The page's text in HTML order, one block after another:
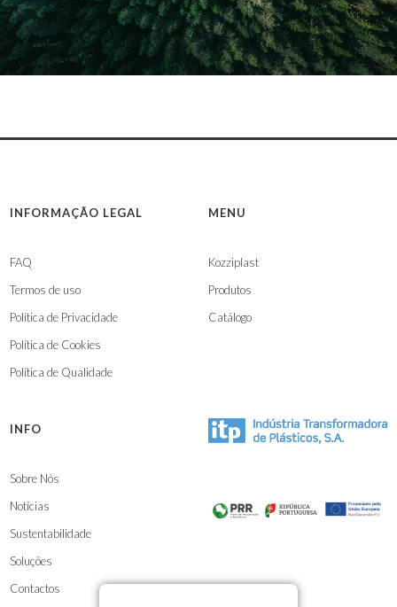
INFORMAÇÃO LEGAL
FAQ
Termos de uso
Política de Privacidade
Política de Cookies
Política de Qualidade
MENU
Kozziplast
Produtos
Catálogo
INFO
Sobre Nós
Notícias
Sustentabilidade
Soluções
Contactos